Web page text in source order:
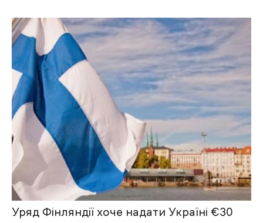
Уряд Фінляндії хоче надати Україні €30